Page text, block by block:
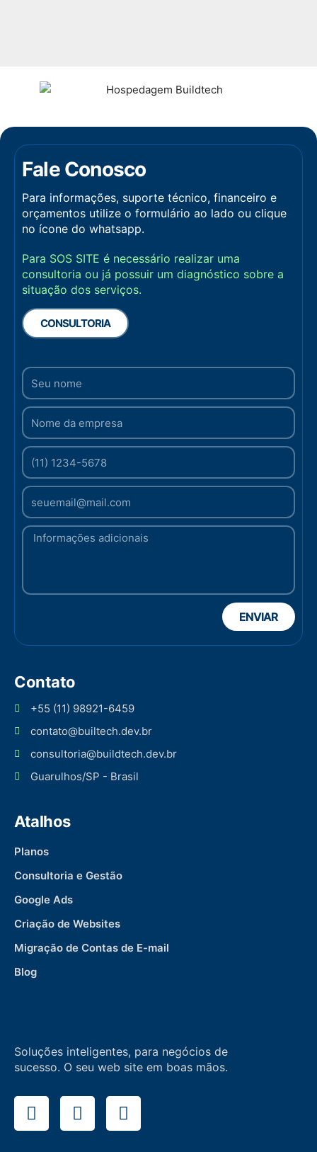
Fale Conosco
Para informações, suporte técnico, financeiro e
orçamentos utilize o formulário ao lado ou clique
no ícone do whatsapp.
Para SOS SITE é necessário realizar uma
consultoria ou já possuir um diagnóstico sobre a
situação dos serviços.
CONSULTORIA
ENVIAR
Soluções inteligentes, para negócios de
sucesso. O seu web site em boas mãos.
Atalhos
Planos
Consultoria e Gestão
Google Ads
Criação de Websites
Migração de Contas de E-mail
Blog
Contato
+55 (11) 98921-6459
contato@builtech.dev.br
consultoria@buildtech.dev.br
Guarulhos/SP - Brasil